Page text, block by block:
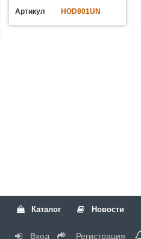
Артикул HOD801UN
Каталог Новости
Вход Регистрация